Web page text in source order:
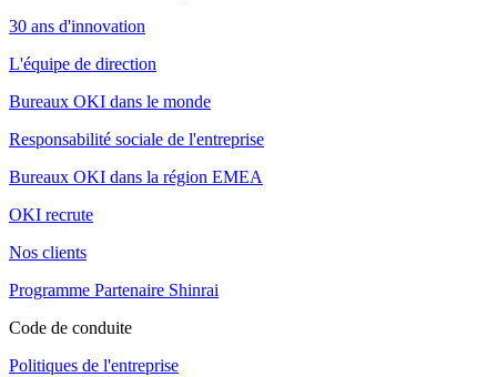
30 ans d'innovation
L'équipe de direction
Bureaux OKI dans le monde
Responsabilité sociale de l'entreprise
Bureaux OKI dans la région EMEA
OKI recrute
Nos clients
Programme Partenaire Shinrai
Code de conduite
Politiques de l'entreprise